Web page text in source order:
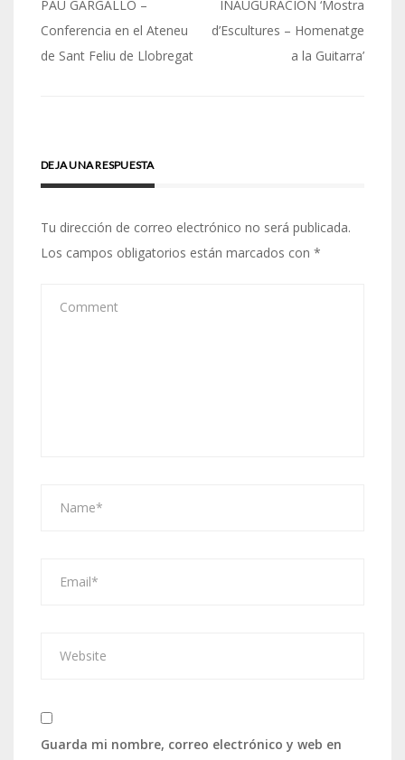
de
entradas
PAU GARGALLO –
Conferencia en el Ateneu
de Sant Feliu de Llobregat
INAUGURACIÓN ‘Mostra
d’Escultures – Homenatge
a la Guitarra’
DEJA UNA RESPUESTA
Tu dirección de correo electrónico no será publicada.
Los campos obligatorios están marcados con *
Guarda mi nombre, correo electrónico y web en